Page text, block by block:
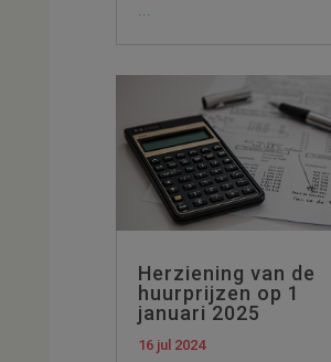
...
Herziening van de
huurprijzen op 1
januari 2025
16 jul 2024